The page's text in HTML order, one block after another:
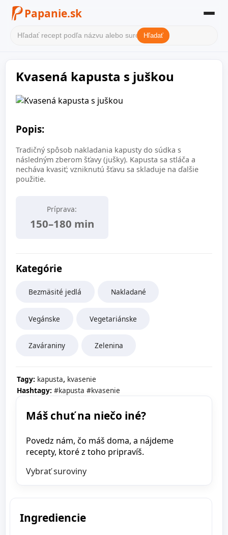
Papanie.sk
Filter receptov
Kategórie
O nás
Kontakt
Hľadať
Kvasená kapusta s juškou
Popis:
Tradičný spôsob nakladania kapusty do súdka s
následným zberom šťavy (jušky). Kapusta sa stláča a
necháva kvasiť; vzniknutú šťavu sa skladuje na ďalšie
použitie.
Príprava:
150–180 min
Kategórie
Bezmäsité jedlá Nakladané
Vegánske Vegetariánske
Zaváraniny Zelenina
Tagy: kapusta, kvasenie
Hashtagy: #kapusta #kvasenie
Máš chuť na niečo iné?
Povedz nám, čo máš doma, a nájdeme
recepty, ktoré z toho pripravíš.
Vybrať suroviny
Ingrediencie